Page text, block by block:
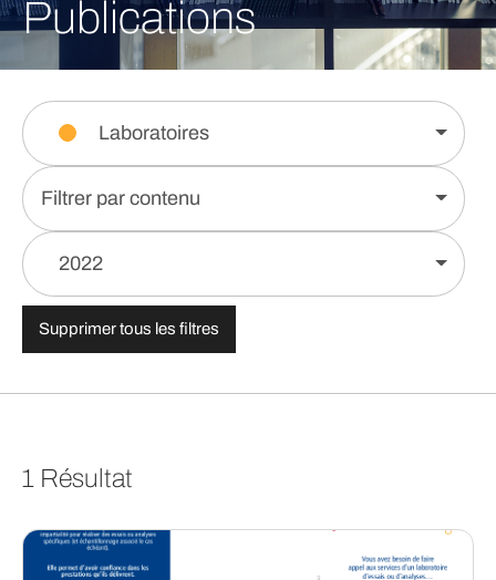
Publications
Laboratoires
Filtrer par contenu
2022
Supprimer tous les filtres
1 Résultat